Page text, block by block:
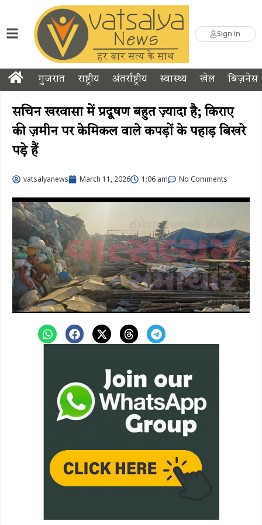
Sign in
गुजरात राष्ट्रीय अंतर्राष्ट्रीय स्वास्थ्य खेल बिज़नेस
सचिन खरवासा में प्रदूषण बहुत ज़्यादा है; किराए
की ज़मीन पर केमिकल वाले कपड़ों के पहाड़ बिखरे
पड़े हैं
vatsalyanews March 11, 2026 1:06 am No Comments